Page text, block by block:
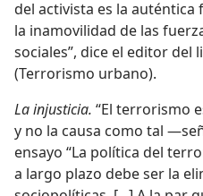
del activista es la
la inamovilidad de las
sociales”, dice el editor del
(Terrorismo urbano).
La injusticia. “El terrorismo
y no la causa como tal
ensayo “La política del
a largo plazo debe ser la